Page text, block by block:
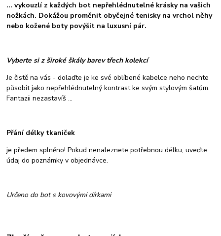
... vykouzlí z každých bot nepřehlédnutelné krásky na vašich
nožkách. Dokážou proměnit obyčejné tenisky na vrchol něhy
nebo kožené boty povýšit na luxusní pár.
Vyberte si z široké škály barev třech kolekcí
Je čistě na vás - dolaďte je ke své oblíbené kabelce neho nechte
působit jako nepřehlédnutelný kontrast ke svým stylovým šatům.
Fantazii nezastavíš ...
Přání délky tkaniček
je předem splněno! Pokud nenaleznete potřebnou délku, uveďte
údaj do poznámky v objednávce.
Určeno do bot s kovovými dírkami